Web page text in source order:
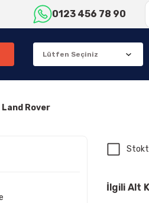
0123 456 78 90
Land Rover
İlgili Alt